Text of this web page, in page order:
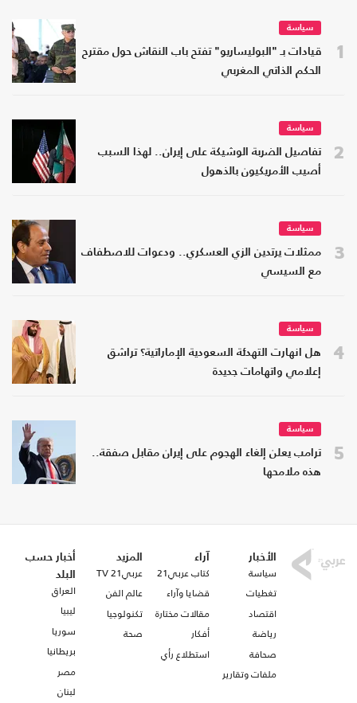
1
سياسة
قيادات بـ "البوليساريو" تفتح باب النقاش حول مقترح
الحكم الذاتي المغربي
2
سياسة
تفاصيل الضربة الوشيكة على إيران.. لهذا السبب
أصيب الأمريكيون بالذهول
3
سياسة
ممثلات يرتدين الزي العسكري.. ودعوات للاصطفاف
مع السيسي
4
سياسة
هل انهارت التهدئة السعودية الإماراتية؟ تراشق
إعلامي واتهامات جديدة
5
سياسة
ترامب يعلن إلغاء الهجوم على إيران مقابل صفقة..
هذه ملامحها
الأخبار
سياسة
تغطيات
اقتصاد
رياضة
صحافة
ملفات وتقارير
آراء
كتاب عربي21
قضايا وآراء
مقالات مختارة
أفكار
استطلاع رأي
المزيد
عربي21 TV
عالم الفن
تكنولوجيا
صحة
أخبار حسب
البلد
العراق
ليبيا
سوريا
بريطانيا
مصر
لبنان